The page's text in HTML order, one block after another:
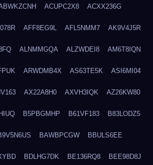
ACUPC2X8 ACXX236G
AFF8EG9L AFL5NMM7 AK9V4J5R
ALNMMGQA ALZWDEI8 AM6T8IQN
ARWDMB4X AS63TE5K ASI6MI04
AX22A8H0 AXVH3IQK AZ26KW80
B5PBGMHP B61VF183 B83LODZ5
BAWBPCGW BBULS6EE
BDLHG7DK BE136RQ8 BEE98D8J